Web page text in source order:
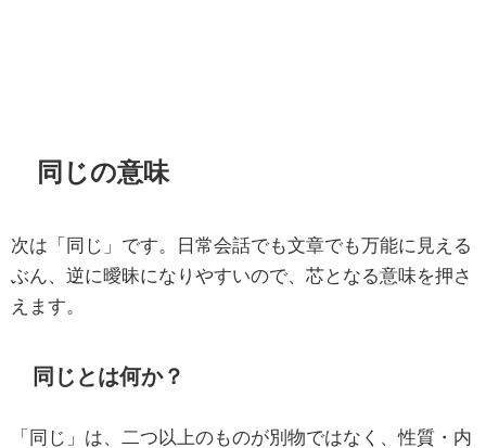
同じの意味
次は「同じ」です。日常会話でも文章でも万能に見える
ぶん、逆に曖昧になりやすいので、芯となる意味を押さ
えます。
同じとは何か？
「同じ」は、二つ以上のものが別物ではなく、性質・内